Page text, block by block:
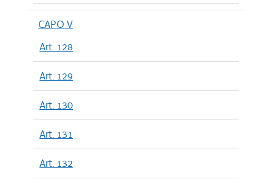
CAPO V
Art. 128
Art. 129
Art. 130
Art. 131
Art. 132